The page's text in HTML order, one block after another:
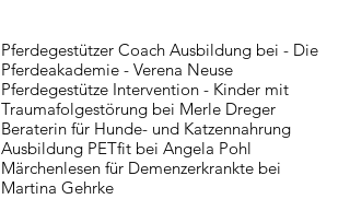
Pferdegestützer Coach Ausbildung bei - Die
Pferdeakademie - Verena Neuse​
Pferdegestütze Intervention - Kinder mit
Traumafolgestörung bei Merle Dreger​​
​Beraterin für Hunde- und Katzennahrung
Ausbildung PETfit bei Angela Pohl​
Märchenlesen für Demenzerkrankte bei
Martina Gehrke